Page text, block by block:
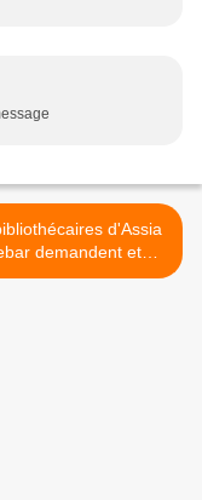
d'Assia
demandent et
le report de la